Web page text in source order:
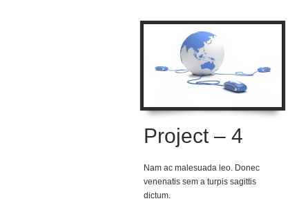
Project – 4
Nam ac malesuada leo. Donec
venenatis sem a turpis sagittis
dictum.